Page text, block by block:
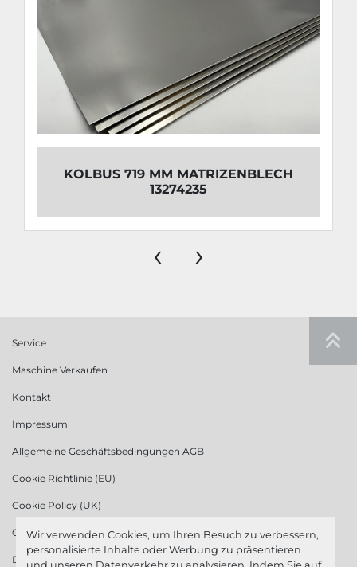
Wir verwenden Cookies, um Ihren Besuch zu verbessern,
personalisierte Inhalte oder Werbung zu präsentieren
KOLBUS 719 MM MATRIZENBLECH
13274235
‹ ›
Service
Maschine Verkaufen
Kontakt
Impressum
Allgemeine Geschäftsbedingungen AGB
Cookie Richtlinie (EU)
Cookie Policy (UK)
Cookie Richtlinie (US)
Datenschutzerklärung